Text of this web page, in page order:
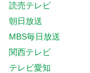
読売テレビ
朝日放送
MBS毎日放送
関西テレビ
テレビ愛知